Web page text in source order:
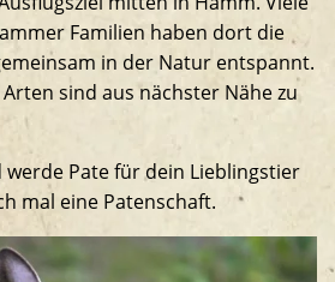
Südamerikaanlage
Familien haben dort die
in der Natur entspannt.
sind aus nächster Nähe zu
Pate für dein Lieblingstier
mal eine Patenschaft.